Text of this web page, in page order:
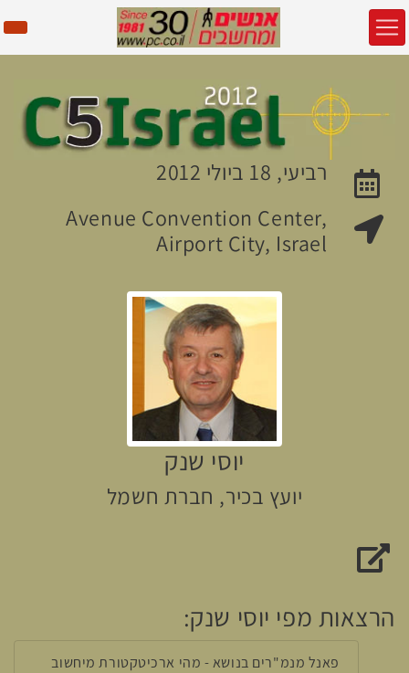
האירוע יתקיים בתאריך
רביעי, 18 ביולי 2012
מקום האירוע:
Avenue Convention Center,
Airport City, Israel
יוסי שנק
יועץ בכיר, חברת חשמל
הרצאות מפי יוסי שנק:
פאנל מנמ"רים בנושא - מהי ארכיטקטורת מיחשוב